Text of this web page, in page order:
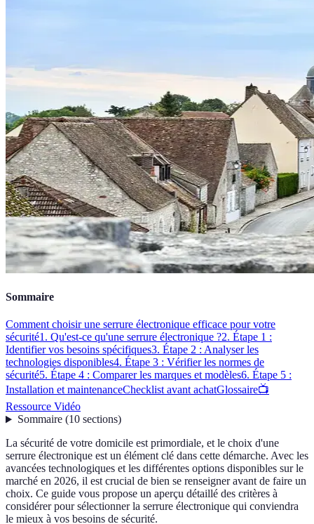
Sommaire
Comment choisir une serrure électronique efficace pour votre
sécurité1. Qu'est-ce qu'une serrure électronique ?2. Étape 1 :
Identifier vos besoins spécifiques3. Étape 2 : Analyser les
technologies disponibles4. Étape 3 : Vérifier les normes de
sécurité5. Étape 4 : Comparer les marques et modèles6. Étape 5 :
Installation et maintenanceChecklist avant achatGlossaire📺
Ressource Vidéo
Sommaire(10 sections)
La sécurité de votre domicile est primordiale, et le choix d'une
serrure électronique est un élément clé dans cette démarche. Avec les
avancées technologiques et les différentes options disponibles sur le
marché en 2026, il est crucial de bien se renseigner avant de faire un
choix. Ce guide vous propose un aperçu détaillé des critères à
considérer pour sélectionner la serrure électronique qui conviendra
le mieux à vos besoins de sécurité.